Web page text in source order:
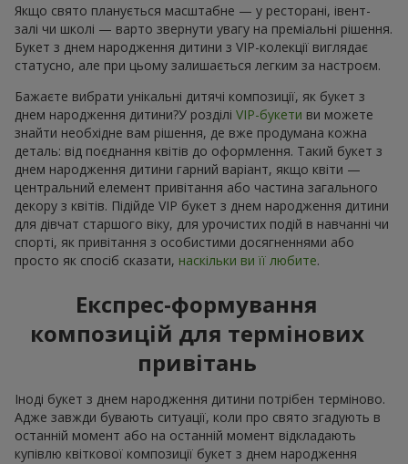
Якщо свято планується масштабне — у ресторані, івент-
залі чи школі — варто звернути увагу на преміальні рішення.
Букет з днем народження дитини з VIP-колекції виглядає
статусно, але при цьому залишається легким за настроєм.
Бажаєте вибрати унікальні дитячі композиції, як букет з
днем народження дитини?У розділі VIP-букети ви можете
знайти необхідне вам рішення, де вже продумана кожна
деталь: від поєднання квітів до оформлення. Такий букет з
днем народження дитини гарний варіант, якщо квіти —
центральний елемент привітання або частина загального
декору з квітів. Підійде VIP букет з днем народження дитини
для дівчат старшого віку, для урочистих подій в навчанні чи
спорті, як привітання з особистими досягненнями або
просто як спосіб сказати, наскільки ви її любите.
Експрес-формування
композицій для термінових
привітань
Іноді букет з днем народження дитини потрібен терміново.
Адже завжди бувають ситуації, коли про свято згадують в
останній момент або на останній момент відкладають
купівлю квіткової композиції букет з днем народження